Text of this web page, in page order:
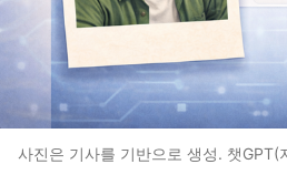
사진은 기사를 기반으로 생성. 챗GPT(